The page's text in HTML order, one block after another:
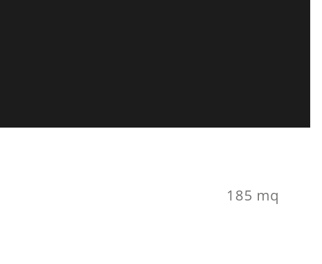
185 mq